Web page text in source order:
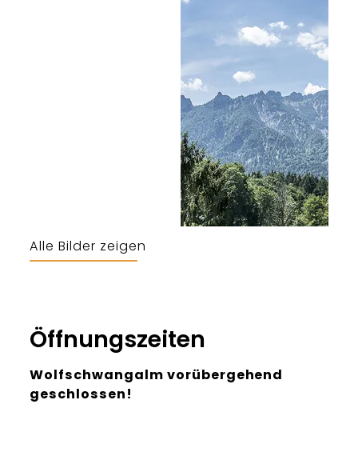
Alle Bilder zeigen
Öffnungszeiten
Wolfschwangalm vorübergehend
geschlossen!